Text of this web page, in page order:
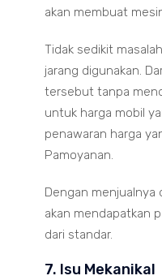
akan membuat
Tidak sedikit
jarang digunakan.
tersebut tanpa
untuk harga mobil
penawaran harga
Pamoyanan.
Dengan menjualnya
akan mendapatkan
dari standar.
7. Isu Mekanikal